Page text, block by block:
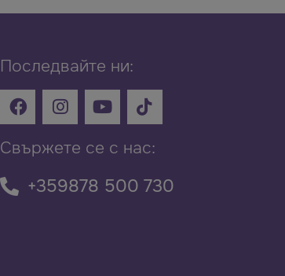
Последвайте ни:
Свържете се с нас:
+359878 500 730